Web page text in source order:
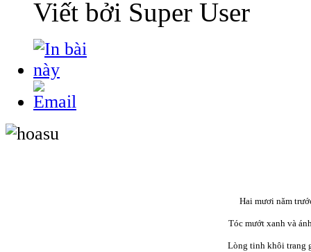
Viết bởi Super User
Hai mươi năm
Tóc mướt xanh và
Lòng tinh khôi trang